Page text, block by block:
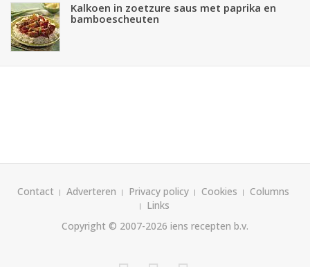
Kalkoen in zoetzure saus met paprika en
bamboescheuten
Contact Adverteren Privacy policy Cookies
Columns
Links
Copyright © 2007-2026 iens recepten b.v.